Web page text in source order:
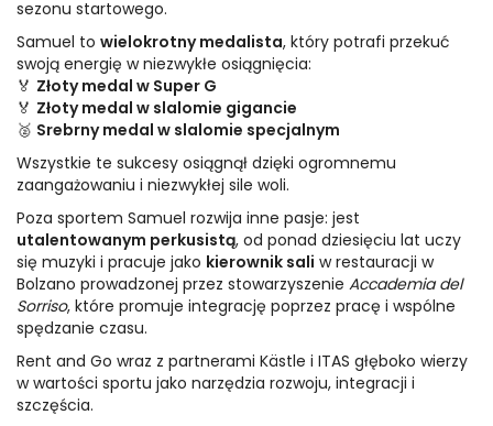
sezonu startowego.
Samuel to wielokrotny medalista, który potrafi przekuć
swoją energię w niezwykłe osiągnięcia:
🏅 Złoty medal w Super G
🏅 Złoty medal w slalomie gigancie
🥈 Srebrny medal w slalomie specjalnym
Wszystkie te sukcesy osiągnął dzięki ogromnemu
zaangażowaniu i niezwykłej sile woli.
Poza sportem Samuel rozwija inne pasje: jest
utalentowanym perkusistą, od ponad dziesięciu lat uczy
się muzyki i pracuje jako kierownik sali w restauracji w
Bolzano prowadzonej przez stowarzyszenie Accademia del
Sorriso, które promuje integrację poprzez pracę i wspólne
spędzanie czasu.
Rent and Go wraz z partnerami Kästle i ITAS głęboko wierzy
w wartości sportu jako narzędzia rozwoju, integracji i
szczęścia.